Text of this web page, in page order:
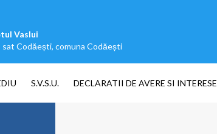
Vaslui
sat Codăești, comuna Codăești
S.V.S.U. DECLARATII DE AVERE SI INTERESE